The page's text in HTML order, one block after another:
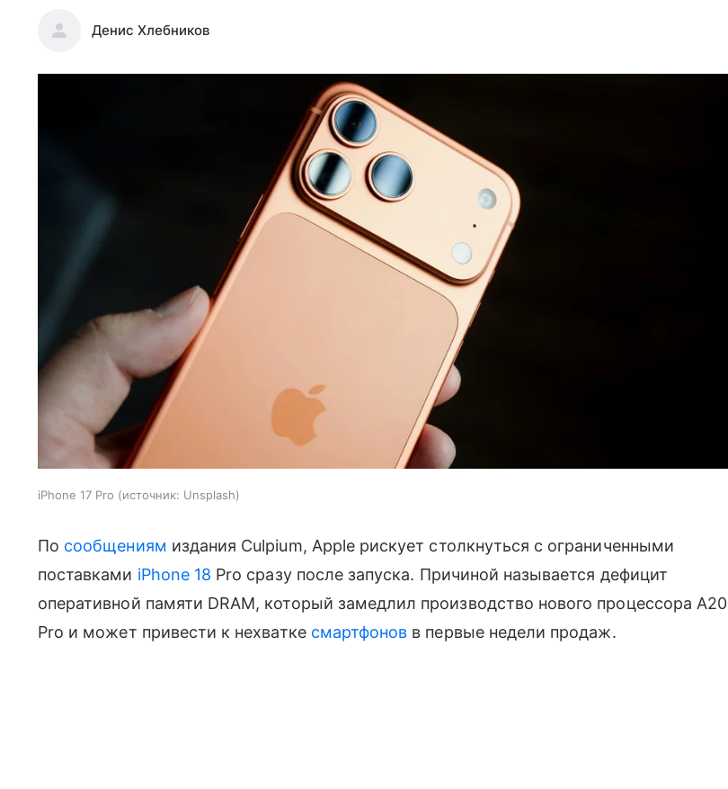
Денис Хлебников
iPhone 17 Pro источник: Unsplash
По сообщениям издания Culpium, Apple рискует столкнуться с ограниченными
поставками iPhone 18 Pro сразу после запуска. Причиной называется дефицит
оперативной памяти DRAM, который замедлил производство нового процессора A20
Pro и может привести к нехватке смартфонов в первые недели продаж.